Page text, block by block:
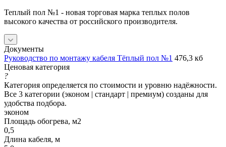
Теплый пол №1 - новая торговая марка теплых полов
высокого качества от российского производителя.
Документы
Руководство по монтажу кабеля Тёплый пол №1 476,3 кб
Ценовая категория
?
Категория определяется по стоимости и уровню надёжности.
Все 3 категории (эконом | стандарт | премиум) созданы для
удобства подбора.
эконом
Площадь обогрева, м2
0,5
Длина кабеля, м